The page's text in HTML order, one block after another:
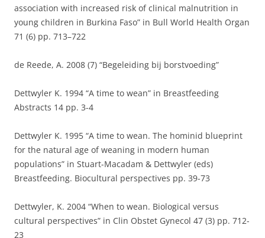
association with increased risk of clinical malnutrition in
young children in Burkina Faso” in Bull World Health Organ
71 (6) pp. 713–722
de Reede, A. 2008 (7) “Begeleiding bij borstvoeding”
Dettwyler K. 1994 “A time to wean” in Breastfeeding
Abstracts 14 pp. 3-4
Dettwyler K. 1995 “A time to wean. The hominid blueprint
for the natural age of weaning in modern human
populations” in Stuart-Macadam & Dettwyler (eds)
Breastfeeding. Biocultural perspectives pp. 39-73
Dettwyler, K. 2004 “When to wean. Biological versus
cultural perspectives” in Clin Obstet Gynecol 47 (3) pp. 712-
23